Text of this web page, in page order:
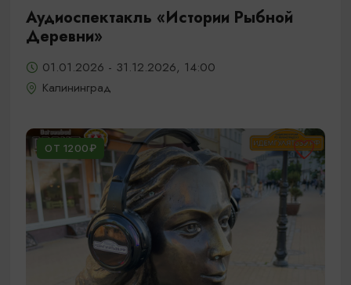
Аудиоспектакль «Истории Рыбной
Деревни»
01.01.2026 - 31.12.2026, 14:00
Калининград
ОТ 1200₽